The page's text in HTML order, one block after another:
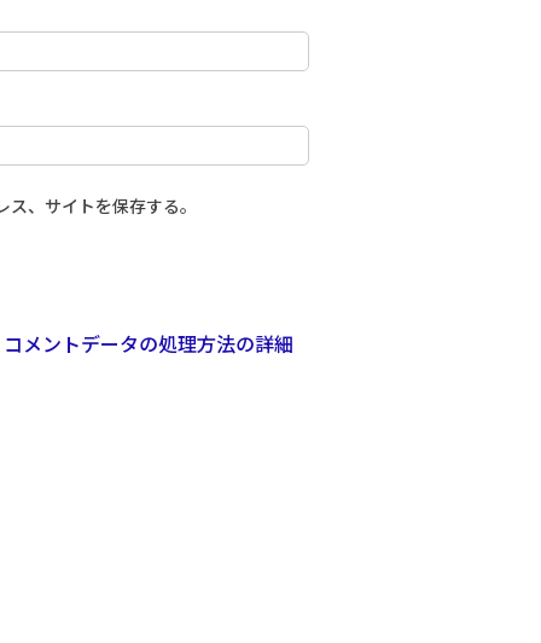
、サイトを保存する。
コメントデータの処理方法の詳細